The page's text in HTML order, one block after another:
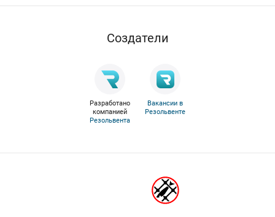
Cоздатели
Разработано
компанией
Резольвента
Вакансии в
Резольвенте